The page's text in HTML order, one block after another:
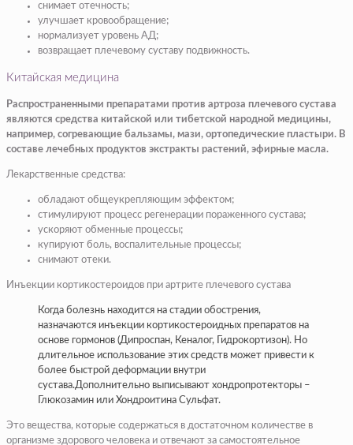
снимает отечность;
улучшает кровообращение;
нормализует уровень АД;
возвращает плечевому суставу подвижность.
Китайская медицина
Распространенными препаратами против артроза плечевого сустава
являются средства китайской или тибетской народной медицины,
например, согревающие бальзамы, мази, ортопедические пластыри. В
составе лечебных продуктов экстракты растений, эфирные масла.
Лекарственные средства:
обладают общеукрепляющим эффектом;
стимулируют процесс регенерации пораженного сустава;
ускоряют обменные процессы;
купируют боль, воспалительные процессы;
снимают отеки.
Инъекции кортикостероидов при артрите плечевого сустава
Когда болезнь находится на стадии обострения,
назначаются инъекции кортикостероидных препаратов на
основе гормонов (Дипроспан, Кеналог, Гидрокортизон). Но
длительное использование этих средств может привести к
более быстрой деформации внутри
сустава.Дополнительно выписывают хондропротекторы –
Глюкозамин или Хондроитина Сульфат.
Это вещества, которые содержаться в достаточном количестве в
организме здорового человека и отвечают за самостоятельное